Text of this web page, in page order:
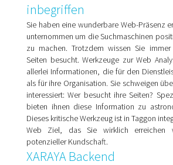
inbegriffen
Sie haben eine wunderbare Web-Präsenz
unternommen um die Suchmaschinen
zu machen. Trotzdem wissen Sie
Seiten besucht. Werkzeuge zur Web
allerlei Informationen, die für den
als für ihre Organisation. Sie schweigen
interessiert: Wer besucht ihre Seiten?
bieten ihnen diese Information zu
Dieses kritische Werkzeug ist in Taggon
Web Ziel, das Sie wirklich erreichen
potenzieller Kundschaft.
XARAYA Backend